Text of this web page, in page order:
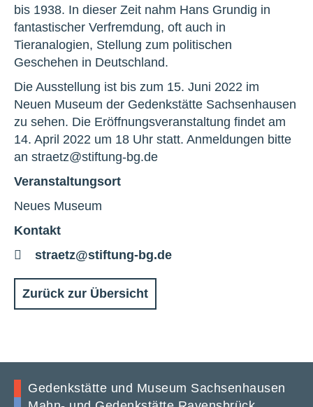
bis 1938. In dieser Zeit nahm Hans Grundig in
fantastischer Verfremdung, oft auch in
Tieranalogien, Stellung zum politischen
Geschehen in Deutschland.
Die Ausstellung ist bis zum 15. Juni 2022 im
Neuen Museum der Gedenkstätte Sachsenhausen
zu sehen. Die Eröffnungsveranstaltung findet am
14. April 2022 um 18 Uhr statt. Anmeldungen bitte
an straetz@stiftung-bg.de
Veranstaltungsort
Neues Museum
Kontakt
E-
straetz@stiftung-bg.de
Zurück zur Übersicht
Gedenkstätte und Museum Sachsenhausen